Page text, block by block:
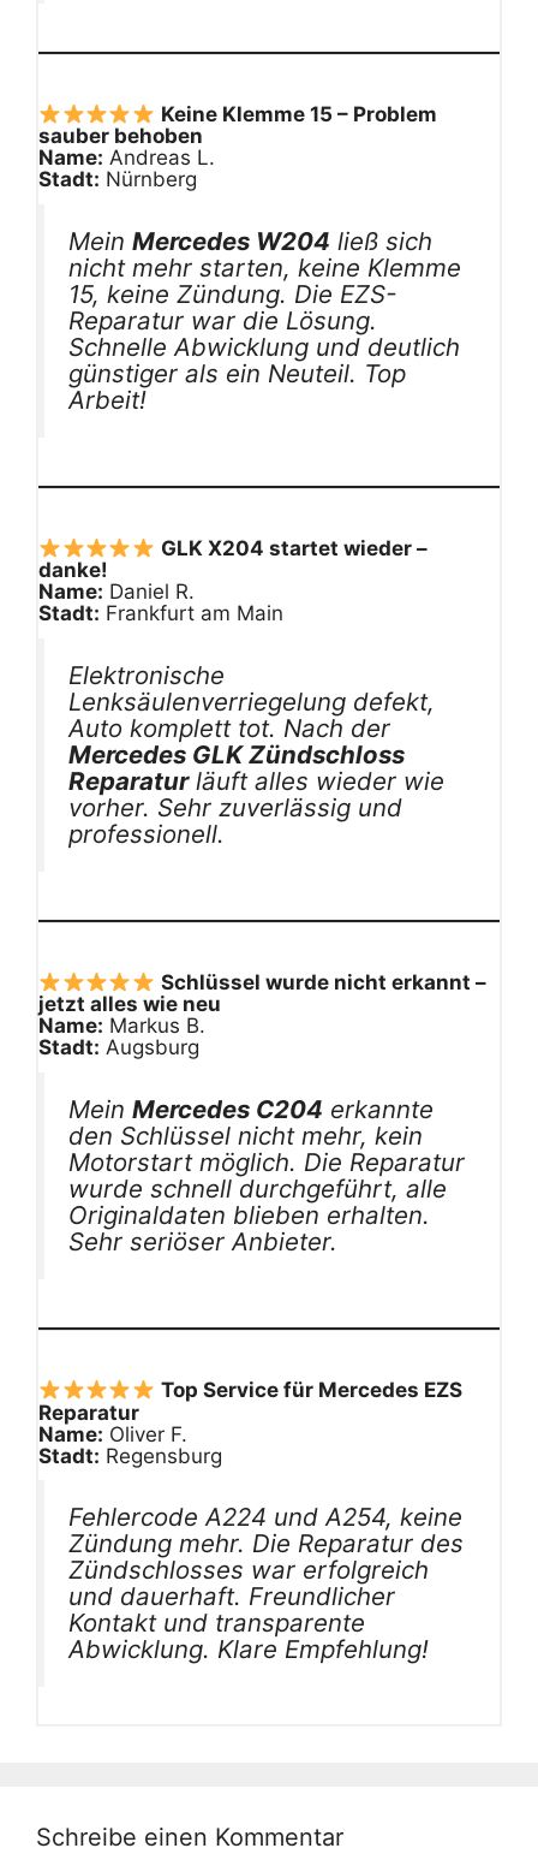
Keine Klemme 15 – Problem
sauber behoben
Name: Andreas L.
Stadt: Nürnberg
Mein Mercedes W204 ließ sich
nicht mehr starten, keine Klemme
15, keine Zündung. Die EZS-
Reparatur war die Lösung.
Schnelle Abwicklung und deutlich
günstiger als ein Neuteil. Top
Arbeit!
GLK X204 startet wieder –
danke!
Name: Daniel R.
Stadt: Frankfurt am Main
Elektronische
Lenksäulenverriegelung defekt,
Auto komplett tot. Nach der
Mercedes GLK Zündschloss
Reparaturläuft alles wieder wie
vorher. Sehr zuverlässig und
professionell.
Schlüssel wurde nicht erkannt –
jetzt alles wie neu
Name: Markus B.
Stadt: Augsburg
Mein Mercedes C204 erkannte
den Schlüssel nicht mehr, kein
Motorstart möglich. Die Reparatur
wurde schnell durchgeführt, alle
Originaldaten blieben erhalten.
Sehr seriöser Anbieter.
Top Service für Mercedes EZS
Reparatur
Name: Oliver F.
Stadt: Regensburg
Fehlercode A224 und A254, keine
Zündung mehr. Die Reparatur des
Zündschlosses war erfolgreich
und dauerhaft. Freundlicher
Kontakt und transparente
Abwicklung. Klare Empfehlung!
Schreibe einen Kommentar